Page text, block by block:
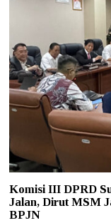
Komisi III DPRD
Jalan, Dirut MSM
BPJN